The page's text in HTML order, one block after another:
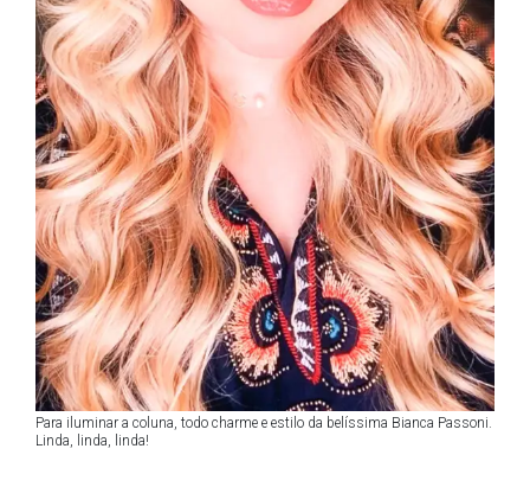
Para iluminar a coluna, todo charme e estilo da belíssima Bianca Passoni.
Linda, linda, linda!